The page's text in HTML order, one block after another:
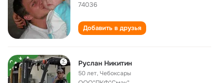
74036
Добавить в друзья
Руслан Никитин
50 лет,Чебоксары